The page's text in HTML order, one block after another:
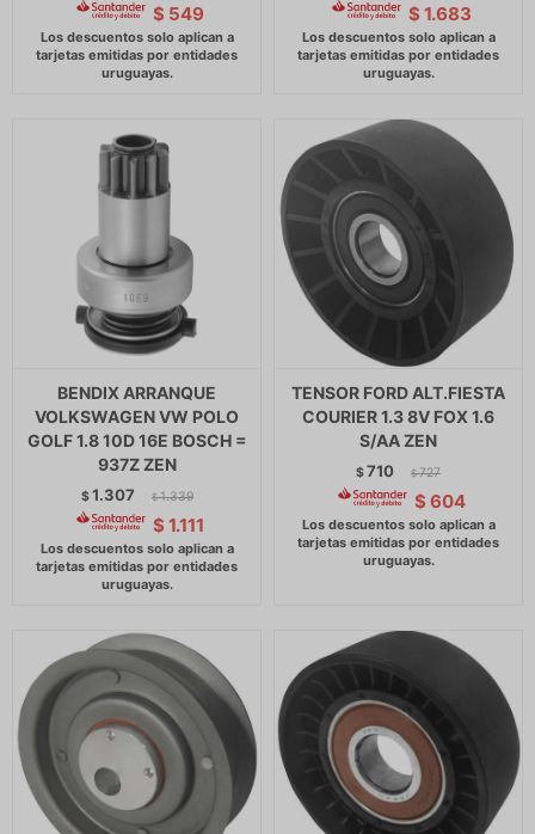
$ 549 $ 1.683
BENDIX ARRANQUE
VOLKSWAGEN VW POLO
GOLF 1.8 10D 16E BOSCH =
937Z ZEN
$1.307 $ 1.339
$ 1.111
TENSOR FORD ALT.FIESTA
COURIER 1.3 8V FOX 1.6
S/AA ZEN
$710 $ 727
$ 604